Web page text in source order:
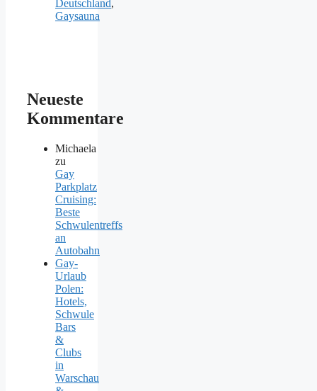
Deutschland,
Gaysauna
Neueste
Kommentare
Michaela
zu
Gay
Parkplatz
Cruising:
Beste
Schwulentreffs
an
Autobahn
Gay-
Urlaub
Polen:
Hotels,
Schwule
Bars
&
Clubs
in
Warschau